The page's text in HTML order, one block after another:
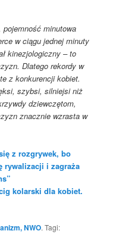
minutowa
w ciągu jednej minuty
kinezjologiczny – to
Dlatego rekordy w
z konkurencji kobiet.
szybsi, silniejsi niż
dziewczętom,
znacznie wzrasta w
z rozgrywek, bo
rywalizacji i zagraża
kolarski dla kobiet.
NWO. Tagi: